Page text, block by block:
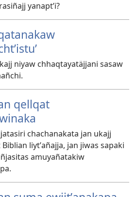
yanaptʼi?
niyaw chhaqtayatäjjani sasaw
qellqat
chachanakata jan ukajj
liytʼañajja, jan jiwas sapaki
amuyañatakiw